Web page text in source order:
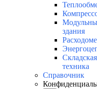
здания
Складская
техника
Справочник